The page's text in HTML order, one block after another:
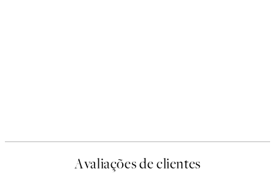
Avaliações de clientes